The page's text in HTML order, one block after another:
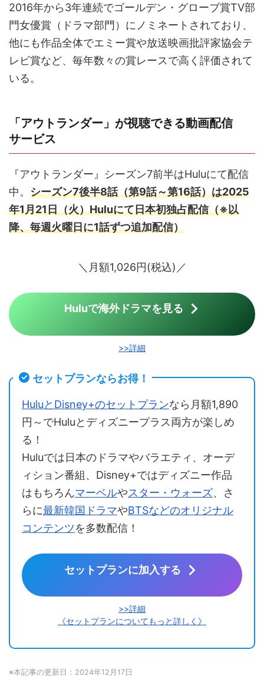
2016年から3年連続でゴールデン・グローブ賞TV部
門女優賞（ドラマ部門）にノミネートされており、
他にも作品全体でエミー賞や放送映画批評家協会テ
レビ賞など、毎年数々の賞レースで高く評価されて
いる。
「アウトランダー」が視聴できる動画配信
サービス
『アウトランダー』シーズン7前半はHuluにて配信
中。 シーズン7後半8話（第9話～第16話）は2025
年1月21日（火）Huluにて日本初独占配信（※以
降、毎週火曜日に1話ずつ追加配信）
＼月額1,026円(税込)／
Huluで海外ドラマを見る
>>詳細
セットプランならお得！
HuluとDisney+のセットプランなら月額1,890
円～でHuluとディズニープラス両方が楽しめ
る！
Huluでは日本のドラマやバラエティ、オーデ
ィション番組、Disney+ではディズニー作品
はもちろんマーベルやスター・ウォーズ、さ
らに最新韓国ドラマやBTSなどのオリジナル
コンテンツを多数配信！
セットプランに加入する
>>詳細
《セットプランについてもっと詳しく》
※本記事の更新日：2024年12月17日